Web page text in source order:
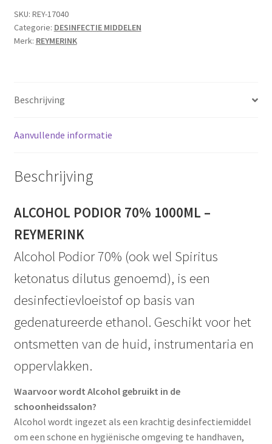
1
liter
aantal
SKU: REY-17040
Categorie: DESINFECTIE MIDDELEN
Merk: REYMERINK
Beschrijving
Aanvullende informatie
Beschrijving
ALCOHOL PODIOR 70% 1000ML –
REYMERINK
Alcohol Podior 70% (ook wel Spiritus
ketonatus dilutus genoemd), is een
desinfectievloeistof op basis van
gedenatureerde ethanol. Geschikt voor het
ontsmetten van de huid, instrumentaria en
oppervlakken.
Waarvoor wordt Alcohol gebruikt in de
schoonheidssalon?
Alcohol wordt ingezet als een krachtig desinfectiemiddel
om een schone en hygiënische omgeving te handhaven,